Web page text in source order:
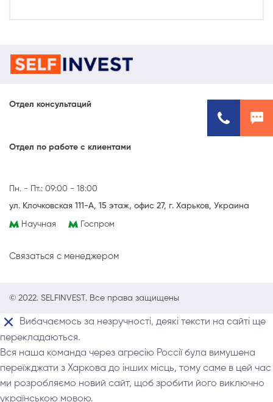
Отдел консультаций
Отдел по работе с клиентами
Пн. - Пт.: 09:00 - 18:00
ул. Клочковская 111-А, 15 этаж, офис 27, г. Харьков, Украина
Научная Госпром
Связаться с менеджером
© 2022. SELFINVEST. Все права защищены
Вибачаємось за незручності, деякі тексти на сайті ще
перекладаються.
Вся наша команда через агресію Россії була вимушена
переїжджати з Харкова до інших місць, тому саме в цей час
ми розробляємо новий сайт, щоб зробити його виключно
українською мовою.